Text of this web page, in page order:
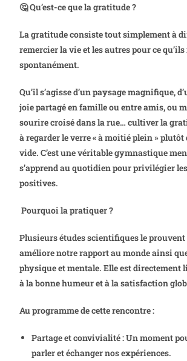
🤔 Qu’est-ce que la gratitude ?
La gratitude consiste tout simplement à
remercier la vie et les autres pour ce
spontanément.
Qu’il s’agisse d’un paysage magnifique,
joie partagé en famille ou entre amis, ou
sourire croisé dans la rue… cultiver la
à regarder le verre « à moitié plein » plutôt
vide. C’est une véritable gymnastique
s’apprend au quotidien pour privilégier
positives.
Pourquoi la pratiquer ?
Plusieurs études scientifiques le
améliore notre rapport au monde ainsi
physique et mentale. Elle est directement
à la bonne humeur et à la satisfaction
Au programme de cette rencontre :
Partage et convivialité : Un moment
parler et échanger nos expériences.